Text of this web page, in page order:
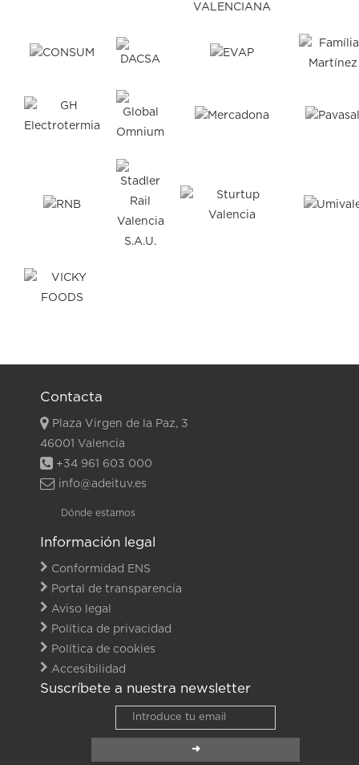
Contacta
Plaza Virgen de la Paz, 3
46001 Valencia
+34 961 603 000
info@adeituv.es
Dónde estamos
Información legal
Conformidad ENS
Portal de transparencia
Aviso legal
Política de privacidad
Política de cookies
Accesibilidad
Suscríbete a nuestra newsletter